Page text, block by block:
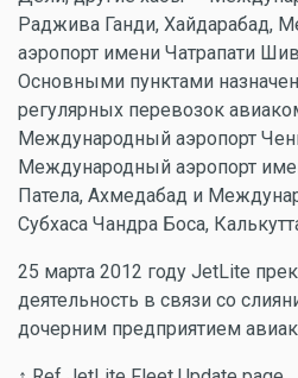
Раджива Ганди, Хайдарабад,
аэропорт имени Чатрапати
Основными пунктами
регулярных перевозок
Международный аэропорт
Международный аэропорт
Патела, Ахмедабад и
Субхаса Чандра Боса,
25 марта 2012 году JetLite
деятельность в связи со
дочерним предприятием